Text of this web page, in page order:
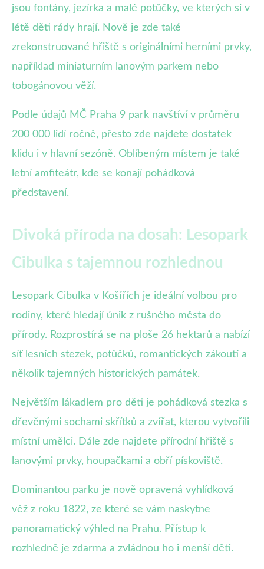
jsou fontány, jezírka a malé potůčky, ve kterých si v
létě děti rády hrají. Nově je zde také
zrekonstruované hřiště s originálními herními prvky,
například miniaturním lanovým parkem nebo
tobogánovou věží.
Podle údajů MČ Praha 9 park navštíví v průměru
200 000 lidí ročně, přesto zde najdete dostatek
klidu i v hlavní sezóně. Oblíbeným místem je také
letní amfiteátr, kde se konají pohádková
představení.
Divoká příroda na dosah: Lesopark
Cibulka s tajemnou rozhlednou
Lesopark Cibulka v Košířích je ideální volbou pro
rodiny, které hledají únik z rušného města do
přírody. Rozprostírá se na ploše 26 hektarů a nabízí
síť lesních stezek, potůčků, romantických zákoutí a
několik tajemných historických památek.
Největším lákadlem pro děti je pohádková stezka s
dřevěnými sochami skřítků a zvířat, kterou vytvořili
místní umělci. Dále zde najdete přírodní hřiště s
lanovými prvky, houpačkami a obří pískoviště.
Dominantou parku je nově opravená vyhlídková
věž z roku 1822, ze které se vám naskytne
panoramatický výhled na Prahu. Přístup k
rozhledně je zdarma a zvládnou ho i menší děti.